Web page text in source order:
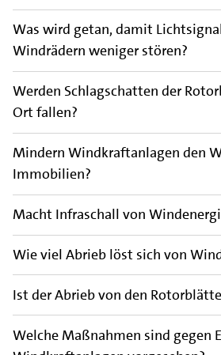
Was wird getan, damit
Windrädern weniger stören?
Werden Schlagschatten der
Ort fallen?
Mindern Windkraftanlagen den
Immobilien?
Macht Infraschall von
Wie viel Abrieb löst sich von
Ist der Abrieb von den
Welche Maßnahmen sind gegen